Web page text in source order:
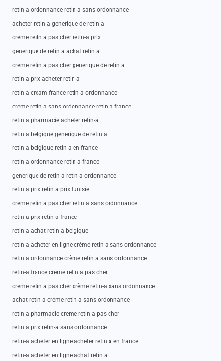
retin a ordonnance retin a sans ordonnance
acheter retin-a generique de retin a
creme retin a pas cher retin-a prix
generique de retin a achat retin a
creme retin a pas cher generique de retin a
retin a prix acheter retin a
retin-a cream france retin a ordonnance
creme retin a sans ordonnance retin-a france
retin a pharmacie acheter retin-a
retin a belgique generique de retin a
retin a belgique retin a en france
retin a ordonnance retin-a france
generique de retin a retin a ordonnance
retin a prix retin a prix tunisie
creme retin a pas cher retin a sans ordonnance
retin a prix retin a france
retin a achat retin a belgique
retin-a acheter en ligne crème retin a sans ordonnance
retin a ordonnance crème retin a sans ordonnance
retin-a france creme retin a pas cher
creme retin a pas cher crème retin-a sans ordonnance
achat retin a creme retin a sans ordonnance
retin a pharmacie creme retin a pas cher
retin a prix retin-a sans ordonnance
retin-a acheter en ligne acheter retin a en france
retin-a acheter en ligne achat retin a